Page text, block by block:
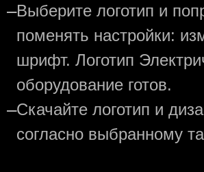
—Выберите логотип и
поменять настройки:
шрифт. Логотип
оборудование готов.
—Скачайте логотип и
согласно выбранному